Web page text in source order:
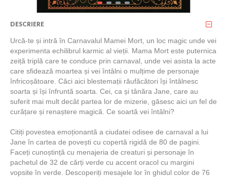
DESCRIERE
Urcă-te și intră în Carnavalul Mamei Mort, un loc magic unde vei
experimenta echilibrul karmic al vieții. Mama Mort este puternica
zeiță triplă care te conduce prin carnaval, unde vei asista la acte
care sfidează moartea și vei întâlni o mulțime de personaje
înfricoșătoare. Căci aici blestemații răufăcători își întâlnesc
soarta și își înfruntă soarta. Cei, ca și tânăra Jane, care au
suferit mai mult decât partea lor de mizerie, găsesc aici un fel de
curățare și renaștere magică. Ce soartă vei întâlni?
Citiți povestea emoționantă a ciudatei odisee de carnaval a lui
Jane în cartea de povești cu copertă rigidă de 80 de pagini.
Faceți cunoștință cu menajeria de creaturi și personaje în
pachetul de 32 de cărți verde cu accent oracol cu ​​margini
vopsite în verde. Descoperiți mesajele lor în ghidul color de 76